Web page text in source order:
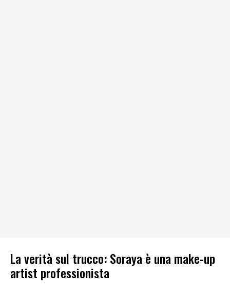
La verità sul trucco: Soraya è una make-up
artist professionista